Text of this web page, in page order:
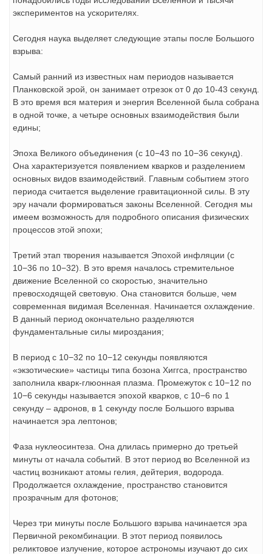
экспериментов на ускорителях.
Сегодня наука выделяет следующие этапы после Большого
взрыва:
Самый ранний из известных нам периодов называется
Планковской эрой, он занимает отрезок от 0 до 10-43 секунд.
В это время вся материя и энергия Вселенной была собрана
в одной точке, а четыре основных взаимодействия были
едины;
Эпоха Великого объединения (с 10−43 по 10−36 секунд).
Она характеризуется появлением кварков и разделением
основных видов взаимодействий. Главным событием этого
периода считается выделение гравитационной силы. В эту
эру начали формироваться законы Вселенной. Сегодня мы
имеем возможность для подробного описания физических
процессов этой эпохи;
Третий этап творения называется Эпохой инфляции (с
10−36 по 10−32). В это время началось стремительное
движение Вселенной со скоростью, значительно
превосходящей световую. Она становится больше, чем
современная видимая Вселенная. Начинается охлаждение.
В данный период окончательно разделяются
фундаментальные силы мироздания;
В период с 10−32 по 10−12 секунды появляются
«экзотические» частицы типа бозона Хиггса, пространство
заполнила кварк-глюонная плазма. Промежуток с 10−12 по
10−6 секунды называется эпохой кварков, с 10−6 по 1
секунду – адронов, в 1 секунду после Большого взрыва
начинается эра лептонов;
Фаза нуклеосинтеза. Она длилась примерно до третьей
минуты от начала событий. В этот период во Вселенной из
частиц возникают атомы гелия, дейтерия, водорода.
Продолжается охлаждение, пространство становится
прозрачным для фотонов;
Через три минуты после Большого взрыва начинается эра
Первичной рекомбинации. В этот период появилось
реликтовое излучение, которое астрономы изучают до сих